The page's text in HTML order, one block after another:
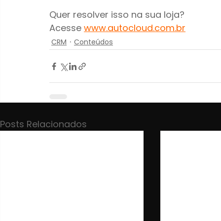
Quer resolver isso na sua loja?
Acesse www.autocloud.com.br
CRM Conteúdos
Posts Relacionados